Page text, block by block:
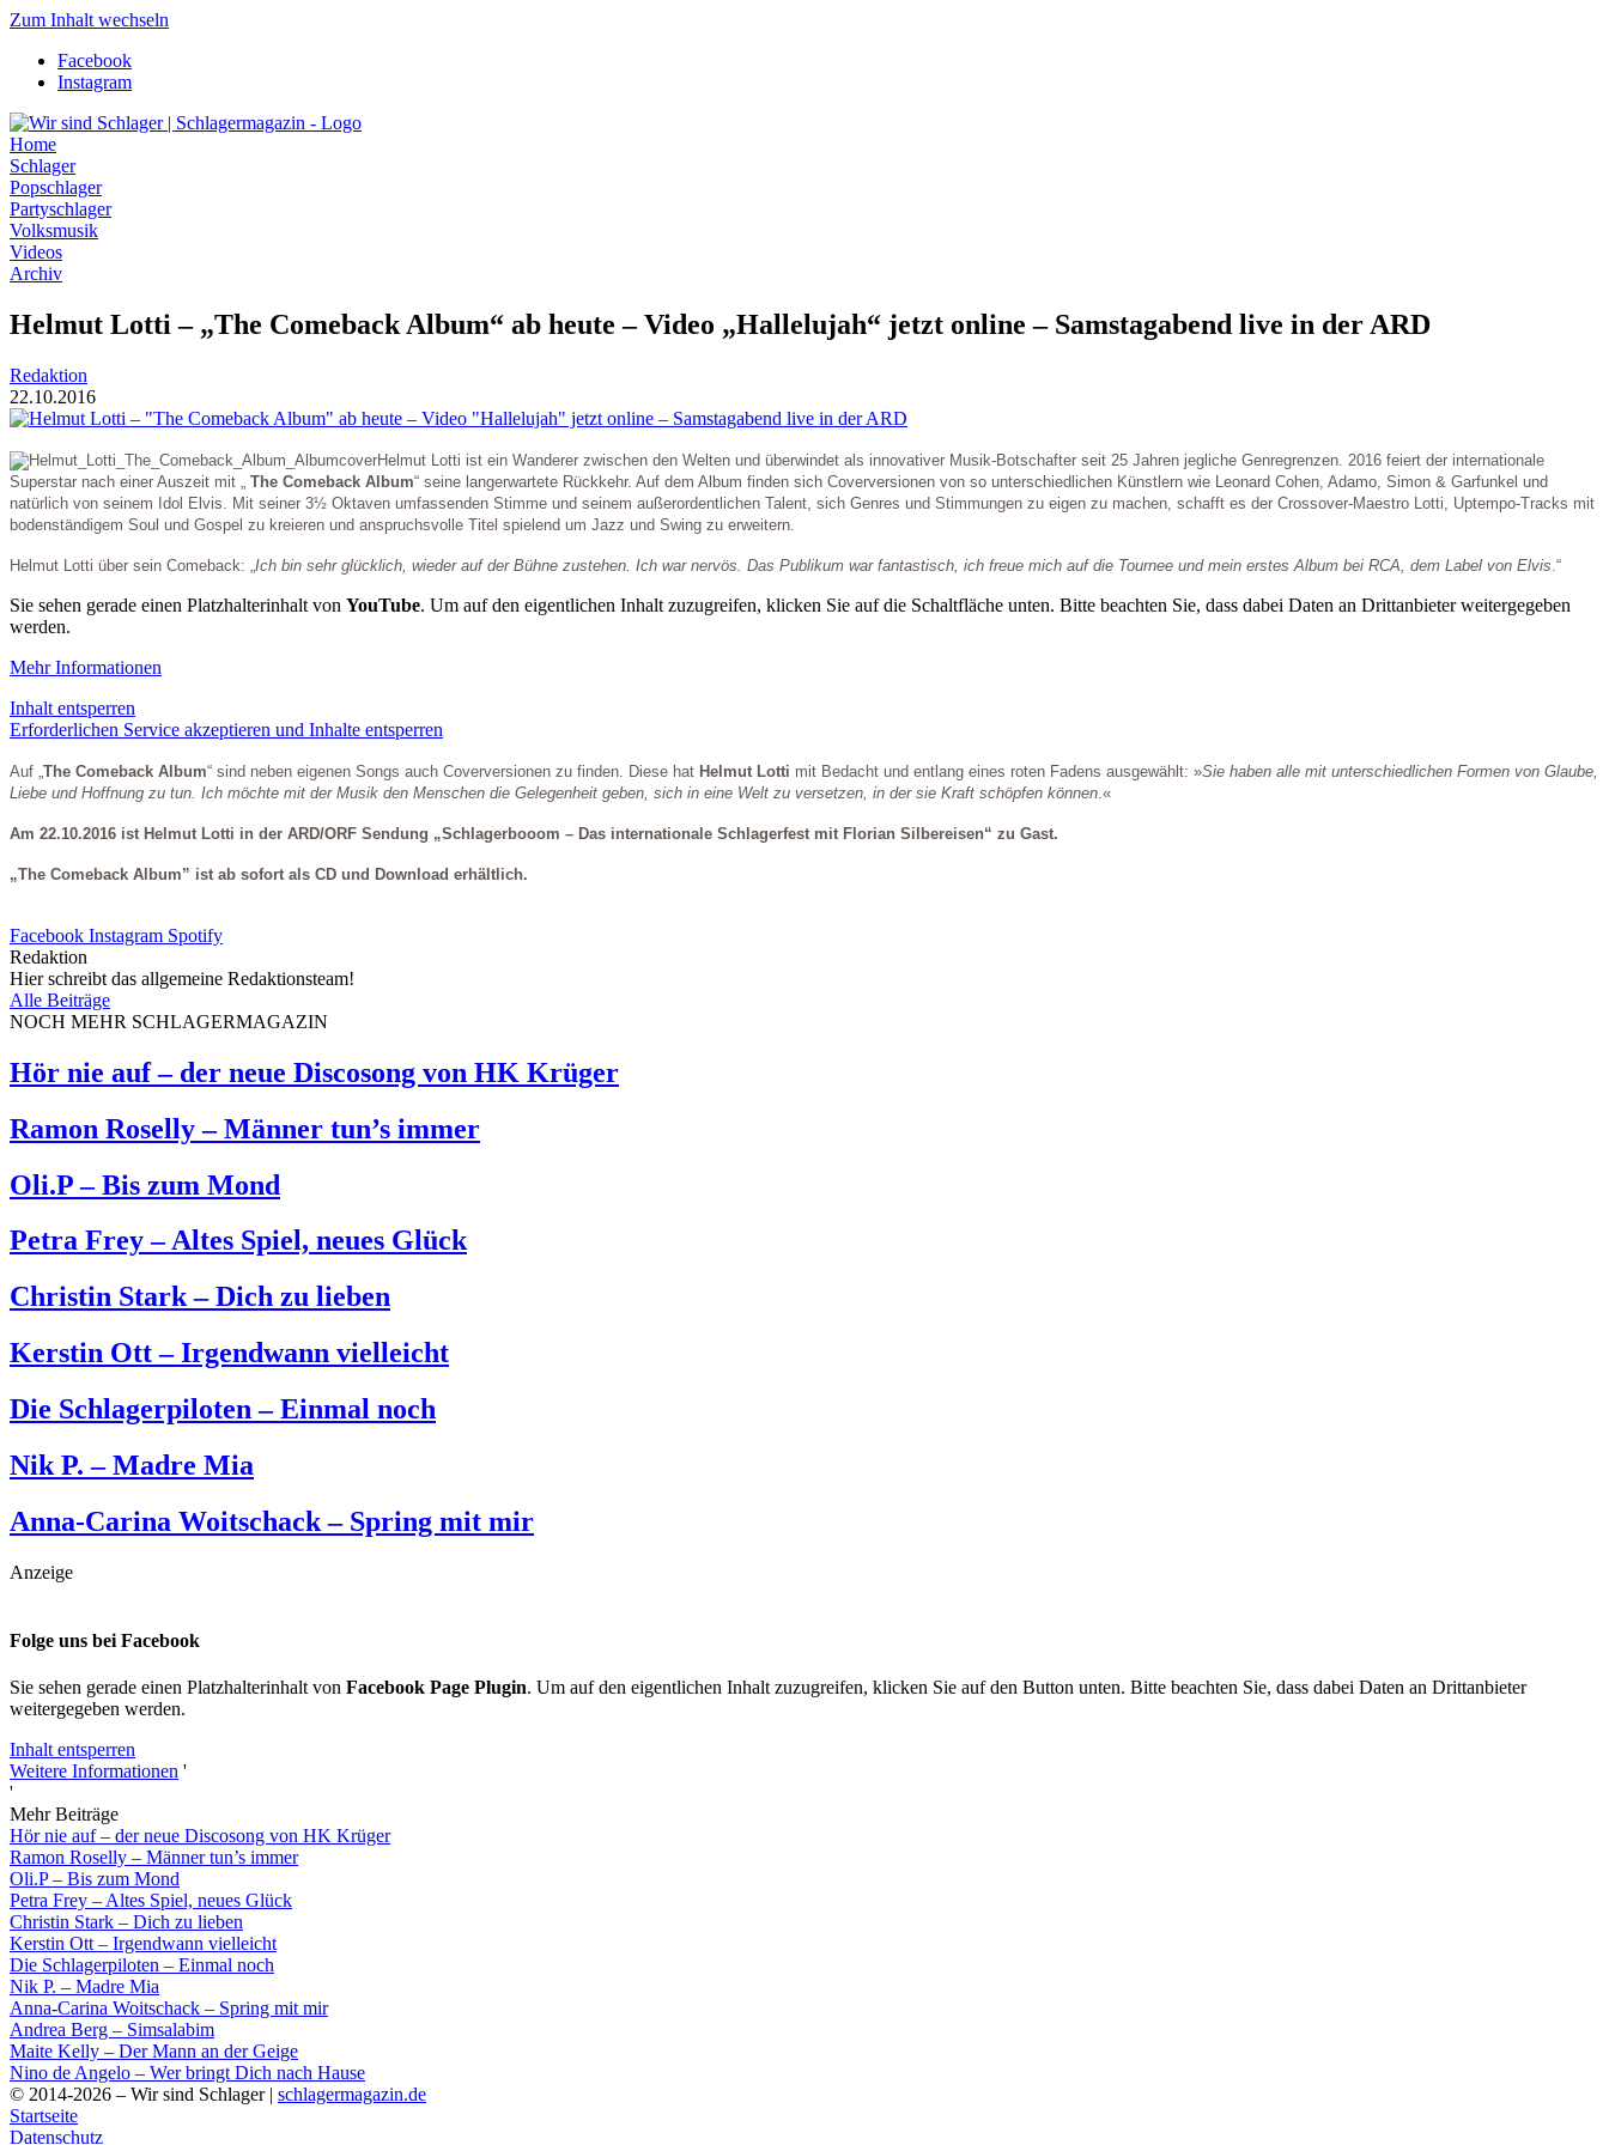
Zum Inhalt wechseln
Facebook
Instagram
Home
Schlager
Popschlager
Partyschlager
Volksmusik
Videos
Archiv
Helmut Lotti – „The Comeback Album“ ab heute – Video „Hallelujah“ jetzt online – Samstagabend live in der ARD
Redaktion
22.10.2016
Helmut Lotti ist ein Wanderer zwischen den Welten und überwindet als innovativer Musik-Botschafter seit 25 Jahren jegliche Genregrenzen. 2016 feiert der internationale
Superstar nach einer Auszeit mit „
The Comeback Album“ seine langerwartete Rückkehr. Auf dem Album finden sich Coverversionen von so unterschiedlichen Künstlern wie Leonard Cohen, Adamo, Simon & Garfunkel und
natürlich von seinem Idol Elvis. Mit seiner 3½ Oktaven umfassenden Stimme und seinem außerordentlichen Talent, sich Genres und Stimmungen zu eigen zu machen, schafft es der Crossover-Maestro Lotti, Uptempo-Tracks mit
bodenständigem Soul und Gospel zu kreieren und anspruchsvolle Titel spielend um Jazz und Swing zu erweitern.
Helmut Lotti über sein Comeback: „ Ich bin sehr glücklich, wieder auf der Bühne zustehen. Ich war nervös. Das Publikum war fantastisch, ich freue mich auf die Tournee und mein erstes Album bei RCA, dem Label von Elvis .“
Sie sehen gerade einen Platzhalterinhalt von YouTube. Um auf den eigentlichen Inhalt zuzugreifen, klicken Sie auf die Schaltfläche unten. Bitte beachten Sie, dass dabei Daten an Drittanbieter weitergegeben
werden.
Mehr Informationen
Inhalt entsperren
Erforderlichen Service akzeptieren und Inhalte entsperren
Auf „ The Comeback Album“ sind neben eigenen Songs auch Coverversionen zu finden. Diese hat Helmut Lotti mit Bedacht und entlang eines roten Fadens ausgewählt: »Sie haben alle mit unterschiedlichen Formen von Glaube,
Liebe und Hoffnung zu tun. Ich möchte mit der Musik den Menschen die Gelegenheit geben, sich in eine Welt zu versetzen, in der sie Kraft schöpfen können .«
Am 22.10.2016 ist Helmut Lotti in der ARD/ORF Sendung „Schlagerbooom – Das internationale Schlagerfest mit Florian Silbereisen“ zu Gast.
„The Comeback Album” ist ab sofort als CD und Download erhältlich.
Facebook Instagram Spotify
Redaktion
Hier schreibt das allgemeine Redaktionsteam!
Alle Beiträge
NOCH MEHR SCHLAGERMAGAZIN
Hör nie auf – der neue Discosong von HK Krüger
Ramon Roselly – Männer tun’s immer
Oli.P – Bis zum Mond
Petra Frey – Altes Spiel, neues Glück
Christin Stark – Dich zu lieben
Kerstin Ott – Irgendwann vielleicht
Die Schlagerpiloten – Einmal noch
Nik P. – Madre Mia
Anna-Carina Woitschack – Spring mit mir
Anzeige
Folge uns bei Facebook
Sie sehen gerade einen Platzhalterinhalt von Facebook Page Plugin. Um auf den eigentlichen Inhalt zuzugreifen, klicken Sie auf den Button unten. Bitte beachten Sie, dass dabei Daten an Drittanbieter
weitergegeben werden.
Inhalt entsperren
Weitere Informationen '
'
Mehr Beiträge
Hör nie auf – der neue Discosong von HK Krüger
Ramon Roselly – Männer tun’s immer
Oli.P – Bis zum Mond
Petra Frey – Altes Spiel, neues Glück
Christin Stark – Dich zu lieben
Kerstin Ott – Irgendwann vielleicht
Die Schlagerpiloten – Einmal noch
Nik P. – Madre Mia
Anna-Carina Woitschack – Spring mit mir
Andrea Berg – Simsalabim
Maite Kelly – Der Mann an der Geige
Nino de Angelo – Wer bringt Dich nach Hause
© 2014-2026 – Wir sind Schlager | schlagermagazin.de
Startseite
Datenschutz